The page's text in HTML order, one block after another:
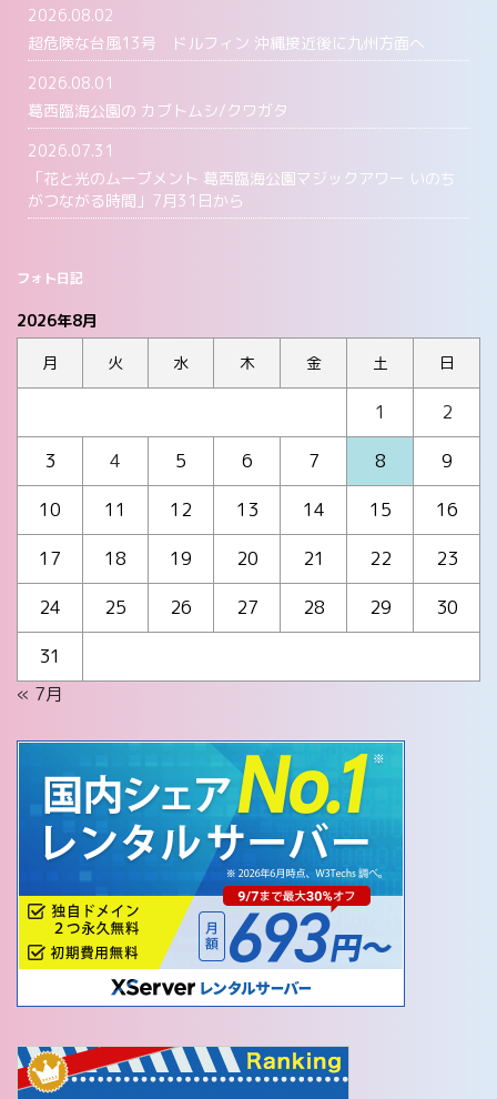
2026.08.02
超危険な台風13号 ドルフィン 沖縄接近後に九州方面へ
2026.08.01
葛西臨海公園の カブトムシ/クワガタ
2026.07.31
「花と光のムーブメント 葛西臨海公園マジックアワー いのち
がつながる時間」7月31日から
フォト日記
2026年8月
月
火 水 木 金 土 日
1
2
3
4 5 6 7 8
9
10
11 12 13 14 15
16
17
18 19 20 21 22
23
24
25 26 27 28 29
30
31
« 7月